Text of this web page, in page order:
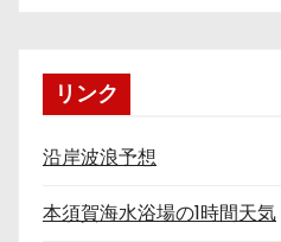
リンク
沿岸波浪予想
本須賀海水浴場の1時間天気